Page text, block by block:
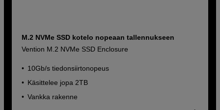
M.2 NVMe SSD kotelo nopeaan tallennukseen
Vention M.2 NVMe SSD Enclosure
10Gb/s tiedonsiirtonopeus
Käsittelee jopa 2TB
Vankka rakenne